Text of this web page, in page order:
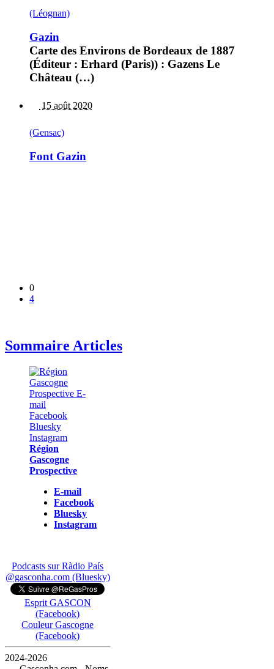
(Léognan)
Gazin
Carte des Environs de Bordeaux de 1887
(Éditeur : Erhard (Paris)) : Gazens Le
Château (…)
15 août 2020
(Gensac)
Font Gazin
0
4
Sommaire Articles
Région
Gascogne
Prospective
E-mail
Facebook
Bluesky
Instagram
Podcasts sur Ràdio País
@gasconha.com (Bluesky)
Esprit GASCON
(Facebook)
Couleur Gascogne
(Facebook)
2024-2026